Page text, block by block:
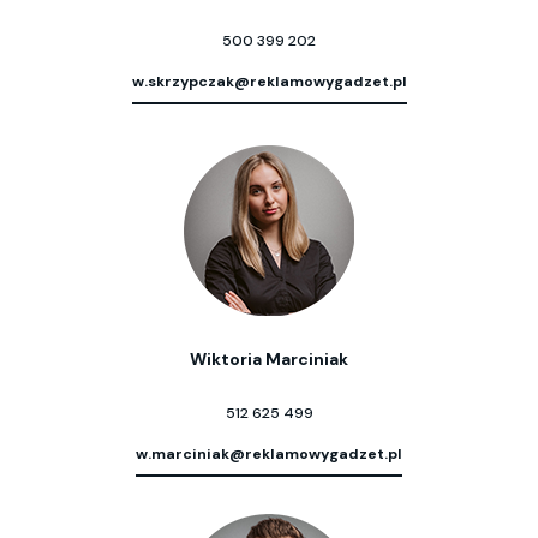
500 399 202
w.skrzypczak@reklamowygadzet.pl
Wiktoria Marciniak
512 625 499
w.marciniak@reklamowygadzet.pl